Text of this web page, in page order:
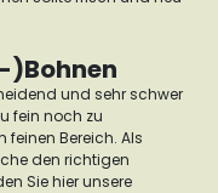
)Bohnen
und sehr schwer
fein noch zu
feinen Bereich. Als
den richtigen
Sie hier unsere